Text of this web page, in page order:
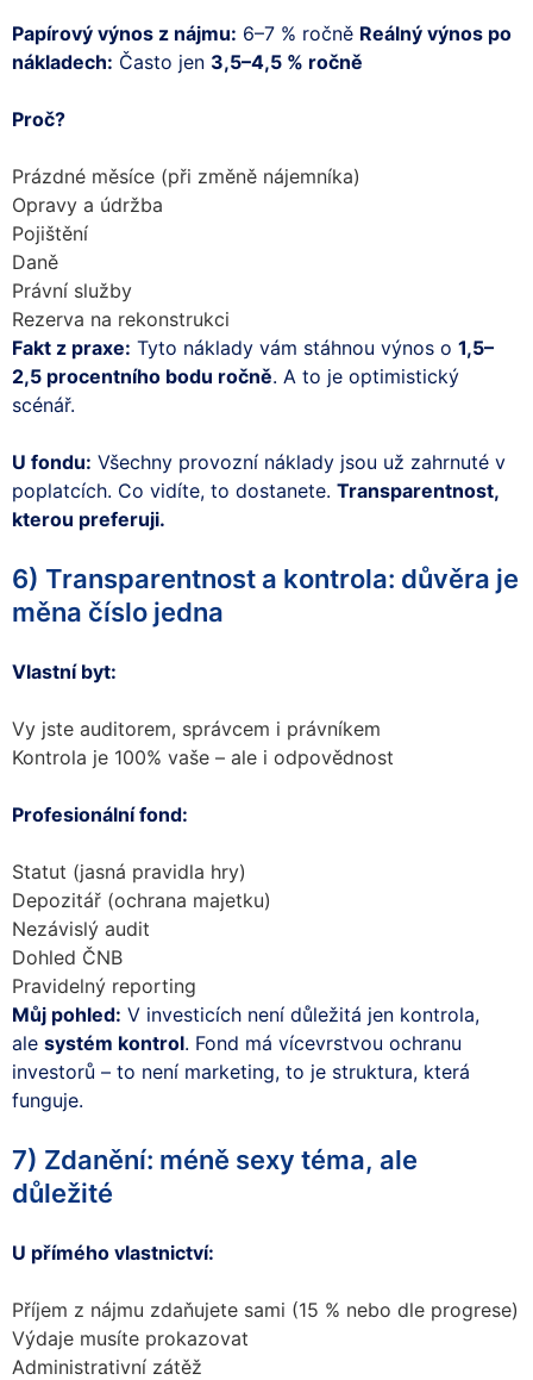
Papírový výnos z nájmu: 6–7 % ročně Reálný výnos po
nákladech: Často jen 3,5–4,5 % ročně
Proč?
Prázdné měsíce (při změně nájemníka)
Opravy a údržba
Pojištění
Daně
Právní služby
Rezerva na rekonstrukci
Fakt z praxe: Tyto náklady vám stáhnou výnos o 1,5–
2,5 procentního bodu ročně. A to je optimistický
scénář.
U fondu: Všechny provozní náklady jsou už zahrnuté v
poplatcích. Co vidíte, to dostanete. Transparentnost,
kterou preferuji.
6) Transparentnost a kontrola: důvěra je
měna číslo jedna
Vlastní byt:
Vy jste auditorem, správcem i právníkem
Kontrola je 100% vaše – ale i odpovědnost
Profesionální fond:
Statut (jasná pravidla hry)
Depozitář (ochrana majetku)
Nezávislý audit
Dohled ČNB
Pravidelný reporting
Můj pohled: V investicích není důležitá jen kontrola,
ale systém kontrol. Fond má vícevrstvou ochranu
investorů – to není marketing, to je struktura, která
funguje.
7) Zdanění: méně sexy téma, ale
důležité
U přímého vlastnictví:
Příjem z nájmu zdaňujete sami (15 % nebo dle progrese)
Výdaje musíte prokazovat
Administrativní zátěž